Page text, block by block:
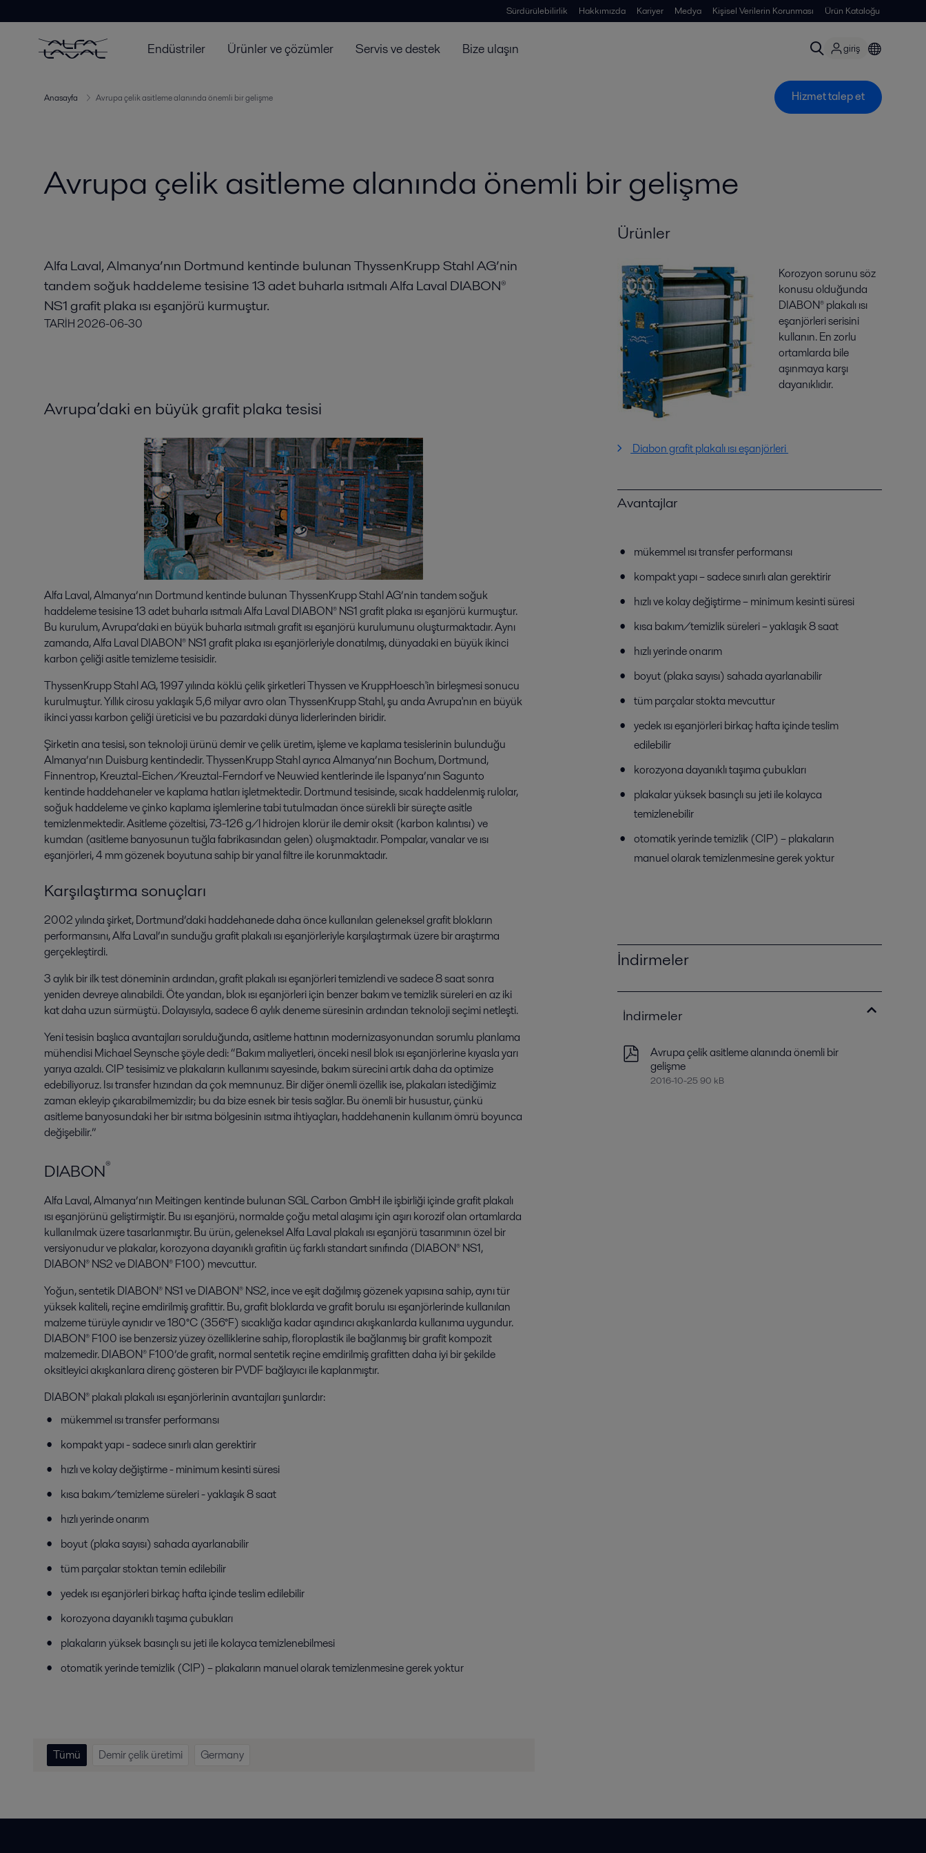
Sürdürülebilirlik Hakkımızda Kariyer Medya Kişisel Verilerin Korunması Ürün Kataloğu
Endüstriler Ürünler ve çözümler Servis ve destek Bize ulaşın giriş
Anasayfa Avrupa çelik asitleme alanında önemli bir gelişme Hizmet talep et
Avrupa çelik asitleme alanında önemli bir gelişme
Alfa Laval, Almanya’nın Dortmund kentinde bulunan ThyssenKrupp Stahl AG’nin
tandem soğuk haddeleme tesisine 13 adet buharla ısıtmalı Alfa Laval DIABON®
NS1 grafit plaka ısı eşanjörü kurmuştur.
TARİH2026-06-30
Avrupa’daki en büyük grafit plaka tesisi
Alfa Laval, Almanya’nın Dortmund kentinde bulunan ThyssenKrupp Stahl AG’nin tandem soğuk
haddeleme tesisine 13 adet buharla ısıtmalı Alfa Laval DIABON® NS1 grafit plaka ısı eşanjörü kurmuştur.
Bu kurulum, Avrupa’daki en büyük buharla ısıtmalı grafit ısı eşanjörü kurulumunu oluşturmaktadır. Aynı
zamanda, Alfa Laval DIABON® NS1 grafit plaka ısı eşanjörleriyle donatılmış, dünyadaki en büyük ikinci
karbon çeliği asitle temizleme tesisidir.
ThyssenKrupp Stahl AG, 1997 yılında köklü çelik şirketleri Thyssen ve KruppHoesch'in birleşmesi sonucu
kurulmuştur. Yıllık cirosu yaklaşık 5,6 milyar avro olan ThyssenKrupp Stahl, şu anda Avrupa'nın en büyük
ikinci yassı karbon çeliği üreticisi ve bu pazardaki dünya liderlerinden biridir.
Şirketin ana tesisi, son teknoloji ürünü demir ve çelik üretim, işleme ve kaplama tesislerinin bulunduğu
Almanya’nın Duisburg kentindedir. ThyssenKrupp Stahl ayrıca Almanya’nın Bochum, Dortmund,
Finnentrop, Kreuztal-Eichen/Kreuztal-Ferndorf ve Neuwied kentlerinde ile İspanya’nın Sagunto
kentinde haddehaneler ve kaplama hatları işletmektedir. Dortmund tesisinde, sıcak haddelenmiş rulolar,
soğuk haddeleme ve çinko kaplama işlemlerine tabi tutulmadan önce sürekli bir süreçte asitle
temizlenmektedir. Asitleme çözeltisi, 73-126 g/l hidrojen klorür ile demir oksit (karbon kalıntısı) ve
kumdan (asitleme banyosunun tuğla fabrikasından gelen) oluşmaktadır. Pompalar, vanalar ve ısı
eşanjörleri, 4 mm gözenek boyutuna sahip bir yanal filtre ile korunmaktadır.
Karşılaştırma sonuçları
2002 yılında şirket, Dortmund’daki haddehanede daha önce kullanılan geleneksel grafit blokların
performansını, Alfa Laval’ın sunduğu grafit plakalı ısı eşanjörleriyle karşılaştırmak üzere bir araştırma
gerçekleştirdi.
3 aylık bir ilk test döneminin ardından, grafit plakalı ısı eşanjörleri temizlendi ve sadece 8 saat sonra
yeniden devreye alınabildi. Öte yandan, blok ısı eşanjörleri için benzer bakım ve temizlik süreleri en az iki
kat daha uzun sürmüştü. Dolayısıyla, sadece 6 aylık deneme süresinin ardından teknoloji seçimi netleşti.
Yeni tesisin başlıca avantajları sorulduğunda, asitleme hattının modernizasyonundan sorumlu planlama
mühendisi Michael Seynsche şöyle dedi: “Bakım maliyetleri, önceki nesil blok ısı eşanjörlerine kıyasla yarı
yarıya azaldı. CIP tesisimiz ve plakaların kullanımı sayesinde, bakım sürecini artık daha da optimize
edebiliyoruz. Isı transfer hızından da çok memnunuz. Bir diğer önemli özellik ise, plakaları istediğimiz
zaman ekleyip çıkarabilmemizdir; bu da bize esnek bir tesis sağlar. Bu önemli bir husustur, çünkü
asitleme banyosundaki her bir ısıtma bölgesinin ısıtma ihtiyaçları, haddehanenin kullanım ömrü boyunca
değişebilir.”
DIABON®
Alfa Laval, Almanya’nın Meitingen kentinde bulunan SGL Carbon GmbH ile işbirliği içinde grafit plakalı
ısı eşanjörünü geliştirmiştir. Bu ısı eşanjörü, normalde çoğu metal alaşımı için aşırı korozif olan ortamlarda
kullanılmak üzere tasarlanmıştır. Bu ürün, geleneksel Alfa Laval plakalı ısı eşanjörü tasarımının özel bir
versiyonudur ve plakalar, korozyona dayanıklı grafitin üç farklı standart sınıfında (DIABON® NS1,
DIABON® NS2 ve DIABON® F100) mevcuttur.
Yoğun, sentetik DIABON® NS1 ve DIABON® NS2, ince ve eşit dağılmış gözenek yapısına sahip, aynı tür
yüksek kaliteli, reçine emdirilmiş grafittir. Bu, grafit bloklarda ve grafit borulu ısı eşanjörlerinde kullanılan
malzeme türüyle aynıdır ve 180°C (356°F) sıcaklığa kadar aşındırıcı akışkanlarda kullanıma uygundur.
DIABON® F100 ise benzersiz yüzey özelliklerine sahip, floroplastik ile bağlanmış bir grafit kompozit
malzemedir. DIABON® F100’de grafit, normal sentetik reçine emdirilmiş grafitten daha iyi bir şekilde
oksitleyici akışkanlara direnç gösteren bir PVDF bağlayıcı ile kaplanmıştır.
DIABON® plakalı plakalı ısı eşanjörlerinin avantajları şunlardır:
mükemmel ısı transfer performansı
kompakt yapı - sadece sınırlı alan gerektirir
hızlı ve kolay değiştirme - minimum kesinti süresi
kısa bakım/temizleme süreleri - yaklaşık 8 saat
hızlı yerinde onarım
boyut (plaka sayısı) sahada ayarlanabilir
tüm parçalar stoktan temin edilebilir
yedek ısı eşanjörleri birkaç hafta içinde teslim edilebilir
korozyona dayanıklı taşıma çubukları
plakaların yüksek basınçlı su jeti ile kolayca temizlenebilmesi
otomatik yerinde temizlik (CIP) – plakaların manuel olarak temizlenmesine gerek yoktur
Ürünler
Korozyon sorunu söz
konusu olduğunda
DIABON® plakalı ısı
eşanjörleri serisini
kullanın. En zorlu
ortamlarda bile
aşınmaya karşı
dayanıklıdır.
Diabon grafit plakalı ısı eşanjörleri
Avantajlar
mükemmel ısı transfer performansı
kompakt yapı – sadece sınırlı alan gerektirir
hızlı ve kolay değiştirme – minimum kesinti süresi
kısa bakım/temizlik süreleri – yaklaşık 8 saat
hızlı yerinde onarım
boyut (plaka sayısı) sahada ayarlanabilir
tüm parçalar stokta mevcuttur
yedek ısı eşanjörleri birkaç hafta içinde teslim
edilebilir
korozyona dayanıklı taşıma çubukları
plakalar yüksek basınçlı su jeti ile kolayca
temizlenebilir
otomatik yerinde temizlik (CIP) – plakaların
manuel olarak temizlenmesine gerek yoktur
İndirmeler
İndirmeler
Avrupa çelik asitleme alanında önemli bir
gelişme
2016-10-25 90 kB
Tümü Demir çelik üretimi Germany